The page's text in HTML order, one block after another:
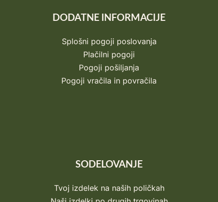
DODATNE INFORMACIJE
Splošni pogoji poslovanja
Plačilni pogoji
Pogoji pošiljanja
Pogoji vračila in povračila
SODELOVANJE
Tvoj izdelek na naših poličkah